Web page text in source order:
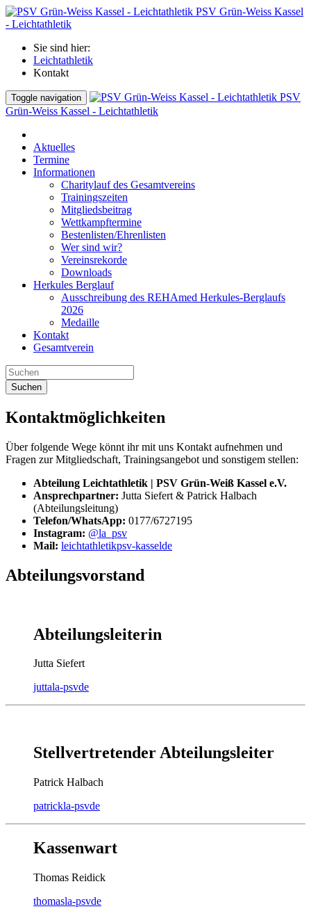
PSV Grün-Weiss Kassel
- Leichtathletik
Sie sind hier:
Leichtathletik
Kontakt
Toggle navigation
PSV
Grün-Weiss Kassel - Leichtathletik
Aktuelles
Termine
Informationen
Charitylauf des Gesamtvereins
Trainingszeiten
Mitgliedsbeitrag
Wettkampftermine
Bestenlisten/Ehrenlisten
Wer sind wir?
Vereinsrekorde
Downloads
Herkules Berglauf
Ausschreibung des REHAmed Herkules-Berglaufs
2026
Medaille
Kontakt
Gesamtverein
Suchen
Kontaktmöglichkeiten
Über folgende Wege könnt ihr mit uns Kontakt aufnehmen und
Fragen zur Mitgliedschaft, Trainingsangebot und sonstigem stellen:
Abteilung Leichtathletik | PSV Grün-Weiß Kassel e.V.
Ansprechpartner: Jutta Siefert & Patrick Halbach
(Abteilungsleitung)
Telefon/WhatsApp: 0177/6727195
Instagram: @la_psv
Mail: leichtathletikpsv-kasselde
Abteilungsvorstand
Abteilungsleiterin
Jutta Siefert
juttala-psvde
Stellvertretender Abteilungsleiter
Patrick Halbach
patrickla-psvde
Kassenwart
Thomas Reidick
thomasla-psvde